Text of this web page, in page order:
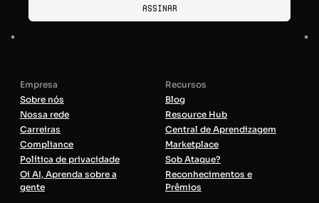
Assinar
Empresa
Sobre nós
Nossa rede
Carreiras
Compliance
Política de privacidade
Oi AI, Aprenda sobre a
gente
Recursos
Blog
Resource Hub
Central de Aprendizagem
Marketplace
Sob Ataque?
Reconhecimentos e
Prêmios